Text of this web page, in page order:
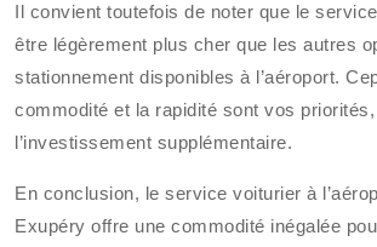
Il convient toutefois de noter que le
être légèrement plus cher que les autres
stationnement disponibles à l’aéroport.
commodité et la rapidité sont vos
l’investissement supplémentaire.
En conclusion, le service voiturier à
Exupéry offre une commodité inégalée